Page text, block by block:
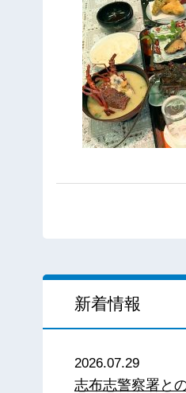
新着情報
2026.07.29
志布志警察署と